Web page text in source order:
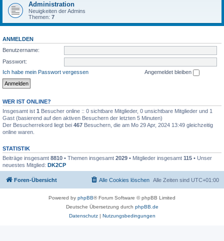
Administration
Neuigkeiten der Admins
Themen: 7
ANMELDEN
Benutzername:
Passwort:
Ich habe mein Passwort vergessen
Angemeldet bleiben
WER IST ONLINE?
Insgesamt ist 1 Besucher online :: 0 sichtbare Mitglieder, 0 unsichtbare Mitglieder und 1
Gast (basierend auf den aktiven Besuchern der letzten 5 Minuten)
Der Besucherrekord liegt bei 467 Besuchern, die am Mo 29 Apr, 2024 13:49 gleichzeitig
online waren.
STATISTIK
Beiträge insgesamt 8810 • Themen insgesamt 2029 • Mitglieder insgesamt 115 • Unser
neuestes Mitglied: DK2CP
Foren-Übersicht Alle Zeiten sind UTC+01:00
Alle Cookies löschen
Powered by phpBB® Forum Software © phpBB Limited
Deutsche Übersetzung durch phpBB.de
Datenschutz| Nutzungsbedingungen